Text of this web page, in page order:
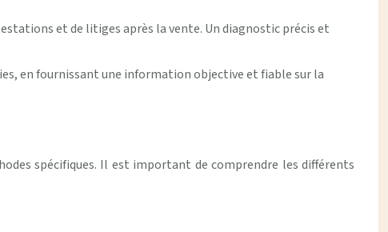
et de litiges après la vente. Un diagnostic précis et
en fournissant une information objective et fiable sur la
spécifiques. Il est important de comprendre les différents